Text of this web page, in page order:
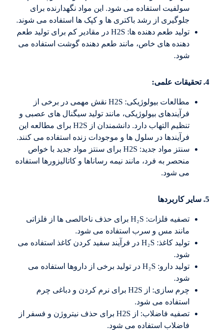
سولفیت استفاده می شود. این مواد نگهدارنده برای
جلوگیری از رشد باکتری ها و کپک ها استفاده می شوند.
تولید طعم دهنده ها: H2S در مقادیر کم برای تولید طعم
دهنده های خاص، مانند طعم دهنده گوشت استفاده می
شود.
4. تحقیقات علمی:
مطالعات بیولوژیکی: H2S نقش مهمی در برخی از
فرآیندهای بیولوژیکی، مانند تولید سیگنال های عصبی و
تنظیم التهاب دارد. دانشمندان از H2S برای مطالعه این
فرآیندها در سلول ها و موجودات زنده استفاده می کنند.
سنتز مواد جدید: H2S برای سنتز مواد جدید با خواص
منحصر به فرد، مانند نیمه رساناها و کاتالیزورها استفاده
می شود.
5. سایر کاربردها
تصفیه فلزات: H₂S برای حذف ناخالصی ها از فلزاتی
مانند مس و سرب استفاده می شود.
تولید کاغذ: H₂S در فرآیند سفید کردن کاغذ استفاده می
شود.
تولید دارو: H₂S در تولید برخی از داروها استفاده می
شود.
چرم سازی: از H2S برای نرم کردن و دباغی چرم
استفاده می شود.
تصفیه فاضلاب: از H2S برای حذف نیتروژن و فسفر از
فاضلاب استفاده می شود.